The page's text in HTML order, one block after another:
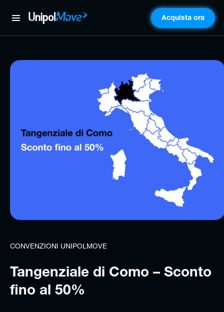
UnipolMove Acquista ora
CONVENZIONI UNIPOLMOVE
Tangenziale di Como – Sconto
fino al 50%